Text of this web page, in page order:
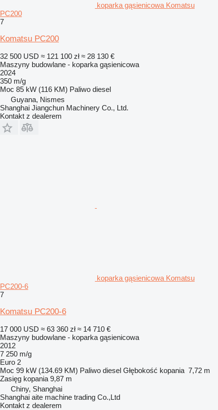
koparka gąsienicowa Komatsu
PC200
7
Komatsu PC200
32 500 USD ≈ 121 100 zł ≈ 28 130 €
Maszyny budowlane - koparka gąsienicowa
2024
350 m/g
Moc 85 kW (116 KM) Paliwo diesel
Guyana, Nismes
Shanghai Jiangchun Machinery Co., Ltd.
Kontakt z dealerem
koparka gąsienicowa Komatsu
PC200-6
7
Komatsu PC200-6
17 000 USD ≈ 63 360 zł ≈ 14 710 €
Maszyny budowlane - koparka gąsienicowa
2012
7 250 m/g
Euro 2
Moc 99 kW (134.69 KM) Paliwo diesel Głębokość kopania 7,72 m
Zasięg kopania 9,87 m
Chiny, Shanghai
Shanghai aite machine trading Co.,Ltd
Kontakt z dealerem